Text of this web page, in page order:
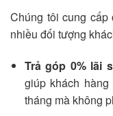
Chúng tôi cung
nhiều đối tượng
Trả góp 0% lãi
giúp khách
tháng mà không